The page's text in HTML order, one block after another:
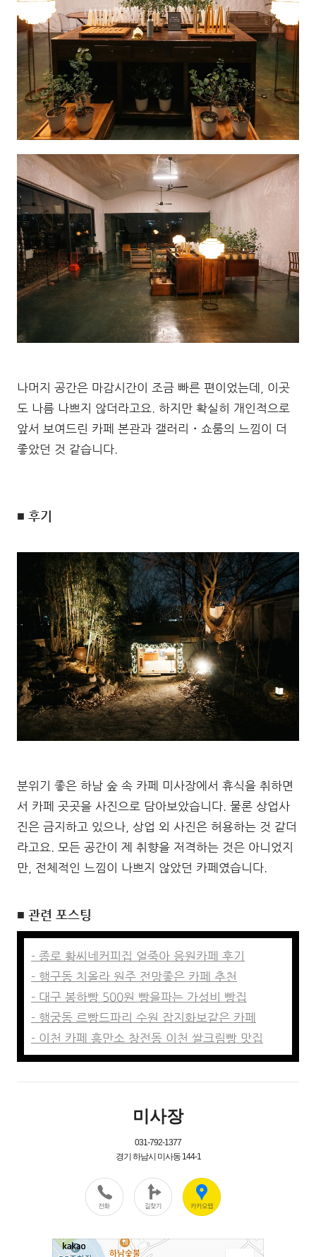
나머지 공간은 마감시간이 조금 빠른 편이었는데, 이곳
도 나름 나쁘지 않더라고요. 하지만 확실히 개인적으로
앞서 보여드린 카페 본관과 갤러리・쇼룸의 느낌이 더
좋았던 것 같습니다.
■ 후기
분위기 좋은 하남 숲 속 카페 미사장에서 휴식을 취하면
서 카페 곳곳을 사진으로 담아보았습니다. 물론 상업사
진은 금지하고 있으나, 상업 외 사진은 허용하는 것 같더
라고요. 모든 공간이 제 취향을 저격하는 것은 아니었지
만, 전체적인 느낌이 나쁘지 않았던 카페였습니다.
■ 관련 포스팅
- 종로 황씨네커피집 얼죽아 응원카페 후기
- 행구동 치올라 원주 전망좋은 카페 추천
- 대구 봉하빵 500원 빵을파는 가성비 빵집
- 행궁동 르빵드파리 수원 잡지화보같은 카페
- 이천 카페 흥만소 창전동 이천 쌀크림빵 맛집